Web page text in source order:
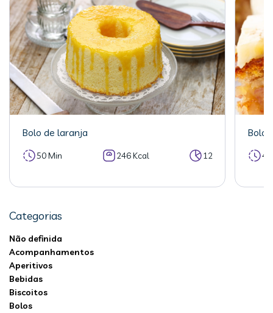
Bolo de laranja
50 Min 246 Kcal 12
Bolo
Categorias
Não definida
Acompanhamentos
Aperitivos
Bebidas
Biscoitos
Bolos